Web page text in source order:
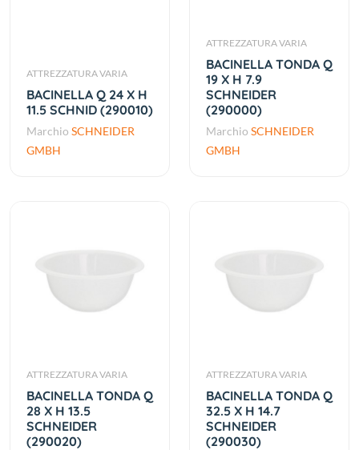
ATTREZZATURA VARIA
BACINELLA Q 24 X H
11.5 SCHNID (290010)
Marchio SCHNEIDER
GMBH
ATTREZZATURA VARIA
BACINELLA TONDA Q
19 X H 7.9
SCHNEIDER
(290000)
Marchio SCHNEIDER
GMBH
ATTREZZATURA VARIA
BACINELLA TONDA Q
28 X H 13.5
SCHNEIDER
(290020)
ATTREZZATURA VARIA
BACINELLA TONDA Q
32.5 X H 14.7
SCHNEIDER
(290030)